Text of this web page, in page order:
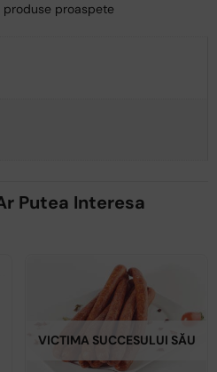
produse proaspete
Putea Interesa
VICTIMA SUCCESULUI SĂU